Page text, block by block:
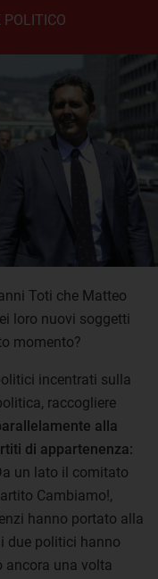
POLITICO
Toti che Matteo
loro nuovi soggetti
momento?
incentrati sulla
raccogliere
alla
di appartenenza:
un lato il comitato
Cambiamo!,
hanno portato alla
due politici hanno
ancora una volta